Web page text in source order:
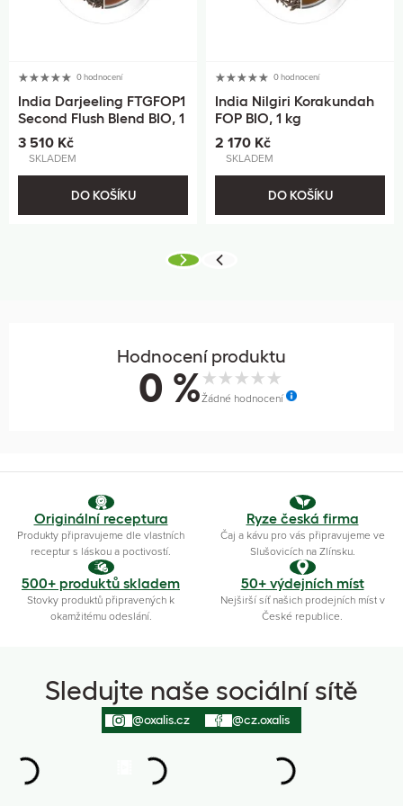
0 hodnocení
India Darjeeling FTGFOP1
Second Flush Blend BIO, 1
kg
3 510 Kč
SKLADEM
DO KOŠÍKU
0 hodnocení
India Nilgiri Korakundah
FOP BIO, 1 kg
2 170 Kč
SKLADEM
DO KOŠÍKU
Hodnocení produktu
0 %Žádné hodnocení
Originální receptura
Produkty připravujeme dle vlastních
receptur s láskou a poctivostí.
Ryze česká firma
Čaj a kávu pro vás připravujeme ve
Slušovicích na Zlínsku.
500+ produktů skladem
Stovky produktů připravených k
okamžitému odeslání.
50+ výdejních míst
Nejširší síť našich prodejních míst v
České republice.
Sledujte naše sociální sítě
@oxalis.cz @cz.oxalis